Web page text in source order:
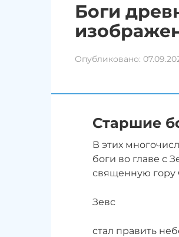
Боги
Опубликовано:
Старшие
В этих
боги во главе с
священную
Зевс
стал править